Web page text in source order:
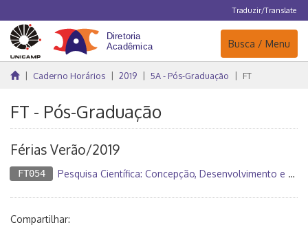
Traduzir/Translate
Navegação
Busca / Menu
Caderno Horários 2019 5A - Pós-Graduação FT
FT - Pós-Graduação
Férias Verão/2019
FT054 Pesquisa Científica: Concepção, Desenvolvimento e Publicação
Compartilhar: